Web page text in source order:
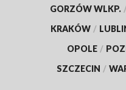
GORZÓW WLKP.
KRAKÓW /
OPOLE /
SZCZECIN /